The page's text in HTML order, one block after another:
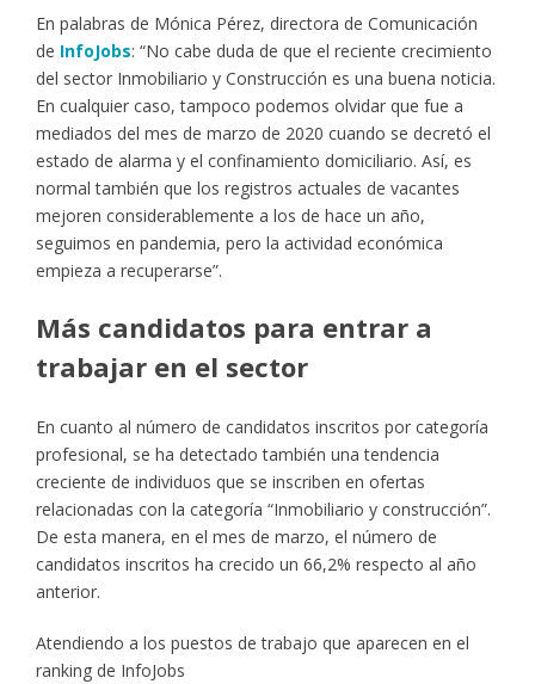
En palabras de Mónica Pérez, directora de Comunicación
de InfoJobs: “No cabe duda de que el reciente crecimiento
del sector Inmobiliario y Construcción es una buena noticia.
En cualquier caso, tampoco podemos olvidar que fue a
mediados del mes de marzo de 2020 cuando se decretó el
estado de alarma y el confinamiento domiciliario. Así, es
normal también que los registros actuales de vacantes
mejoren considerablemente a los de hace un año,
seguimos en pandemia, pero la actividad económica
empieza a recuperarse”.
Más candidatos para entrar a
trabajar en el sector
En cuanto al número de candidatos inscritos por categoría
profesional, se ha detectado también una tendencia
creciente de individuos que se inscriben en ofertas
relacionadas con la categoría “Inmobiliario y construcción”.
De esta manera, en el mes de marzo, el número de
candidatos inscritos ha crecido un 66,2% respecto al año
anterior.
Atendiendo a los puestos de trabajo que aparecen en el
ranking de InfoJobs